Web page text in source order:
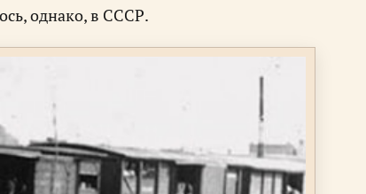
однако, в СССР.